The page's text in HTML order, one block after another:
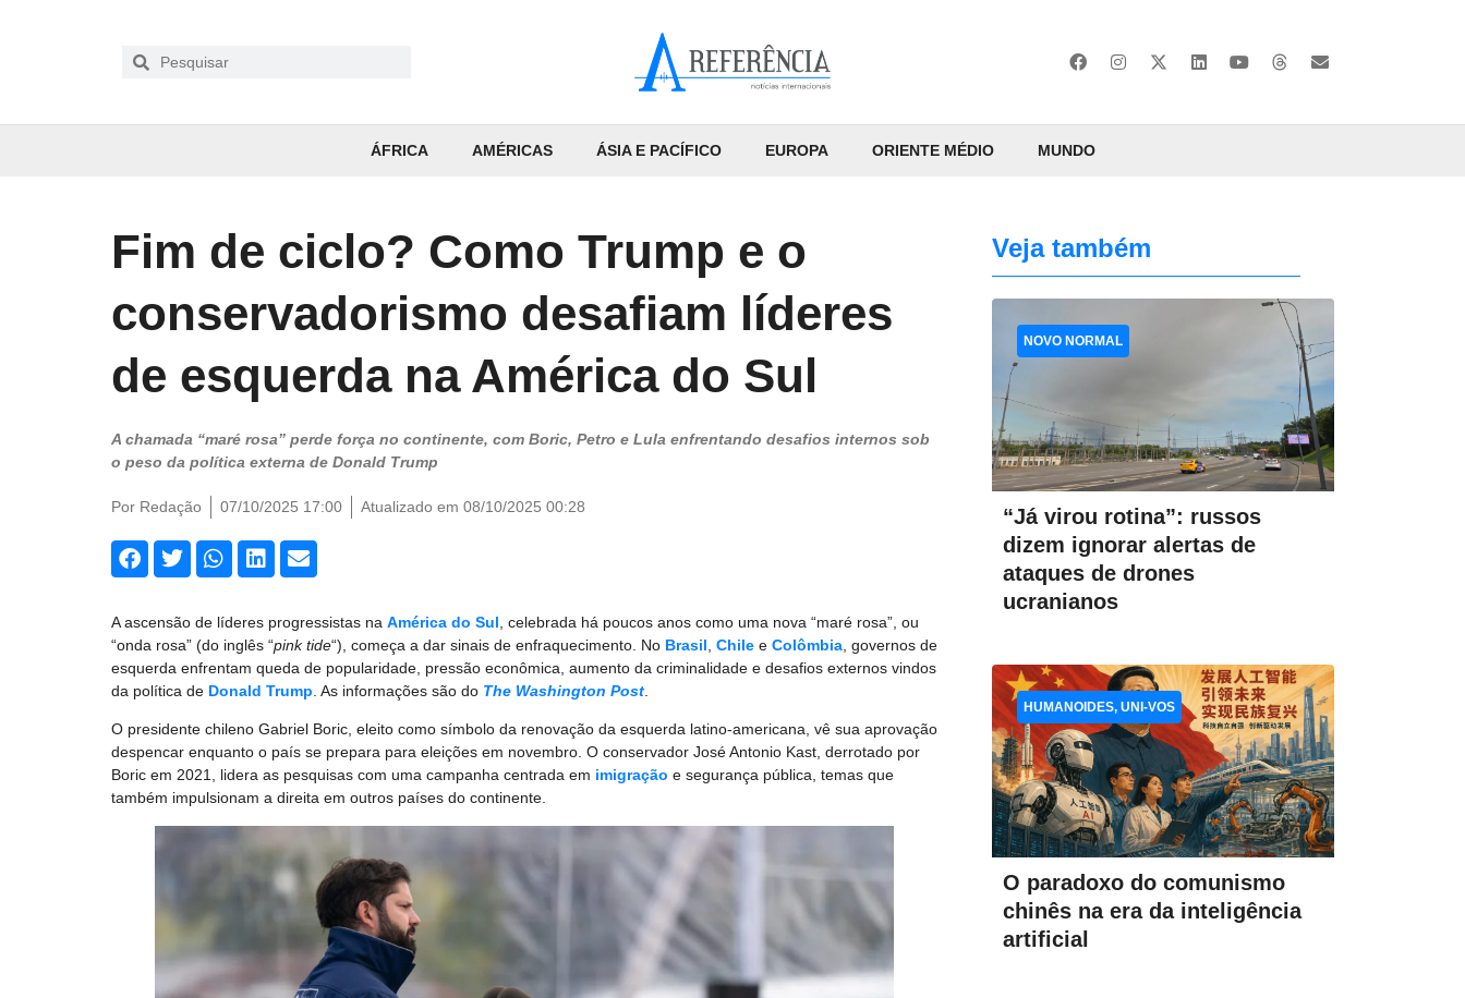
ÁFRICA AMÉRICAS ÁSIA E PACÍFICO EUROPA ORIENTE MÉDIO MUNDO
Fim de ciclo? Como Trump e o
conservadorismo desafiam líderes
de esquerda na América do Sul
A chamada “maré rosa” perde força no continente, com Boric, Petro e Lula enfrentando desafios internos sob
o peso da política externa de Donald Trump
Por Redação 07/10/2025 17:00 Atualizado em 08/10/2025 00:28
A ascensão de líderes progressistas na América do Sul , celebrada há poucos anos como uma nova “maré rosa”, ou
“onda rosa” (do inglês “pink tide“), começa a dar sinais de enfraquecimento. No Brasil Chile e Colômbia , governos de
esquerda enfrentam queda de popularidade, pressão econômica, aumento da criminalidade e desafios externos vindos
da política de Donald Trump . As informações são do The Washington Post
O presidente chileno Gabriel Boric, eleito como símbolo da renovação da esquerda latino-americana, vê sua aprovação
despencar enquanto o país se prepara para eleições em novembro. O conservador José Antonio Kast, derrotado por
Boric em 2021, lidera as pesquisas com uma campanha centrada em imigração e segurança pública, temas que
também impulsionam a direita em outros países do continente.
Veja também
“Já virou rotina”: russos
dizem ignorar alertas de
ataques de drones
ucranianos
NOVO NORMAL
O paradoxo do comunismo
chinês na era da inteligência
artificial
HUMANOIDES, UNI-VOS